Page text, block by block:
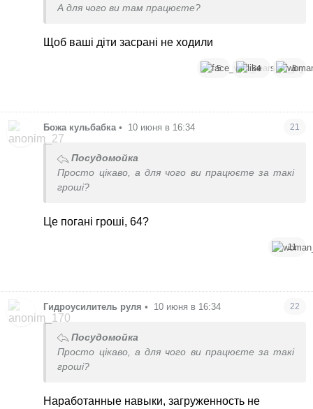
А для чого ви там працюєте?
Щоб ваші діти засрані не ходили
5 54 5
Божа кульбабка • 10 июня в 16:34 21
Посудомойка
Просто цікаво, а для чого ви працюєте за такі
гроші?
Це погані гроші, 64?
11
Гидроусилитель руля • 10 июня в 16:34 22
Посудомойка
Просто цікаво, а для чого ви працюєте за такі
гроші?
Наработанные навыки, загруженность не